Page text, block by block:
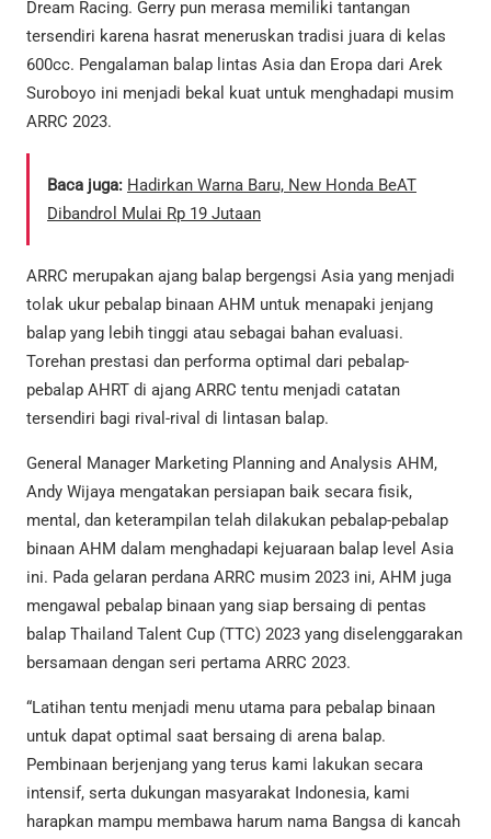
Dream Racing. Gerry pun merasa memiliki tantangan
tersendiri karena hasrat meneruskan tradisi juara di kelas
600cc. Pengalaman balap lintas Asia dan Eropa dari Arek
Suroboyo ini menjadi bekal kuat untuk menghadapi musim
ARRC 2023.
Baca juga: Hadirkan Warna Baru, New Honda BeAT
Dibandrol Mulai Rp 19 Jutaan
ARRC merupakan ajang balap bergengsi Asia yang menjadi
tolak ukur pebalap binaan AHM untuk menapaki jenjang
balap yang lebih tinggi atau sebagai bahan evaluasi.
Torehan prestasi dan performa optimal dari pebalap-
pebalap AHRT di ajang ARRC tentu menjadi catatan
tersendiri bagi rival-rival di lintasan balap.
General Manager Marketing Planning and Analysis AHM,
Andy Wijaya mengatakan persiapan baik secara fisik,
mental, dan keterampilan telah dilakukan pebalap-pebalap
binaan AHM dalam menghadapi kejuaraan balap level Asia
ini. Pada gelaran perdana ARRC musim 2023 ini, AHM juga
mengawal pebalap binaan yang siap bersaing di pentas
balap Thailand Talent Cup (TTC) 2023 yang diselenggarakan
bersamaan dengan seri pertama ARRC 2023.
“Latihan tentu menjadi menu utama para pebalap binaan
untuk dapat optimal saat bersaing di arena balap.
Pembinaan berjenjang yang terus kami lakukan secara
intensif, serta dukungan masyarakat Indonesia, kami
harapkan mampu membawa harum nama Bangsa di kancah